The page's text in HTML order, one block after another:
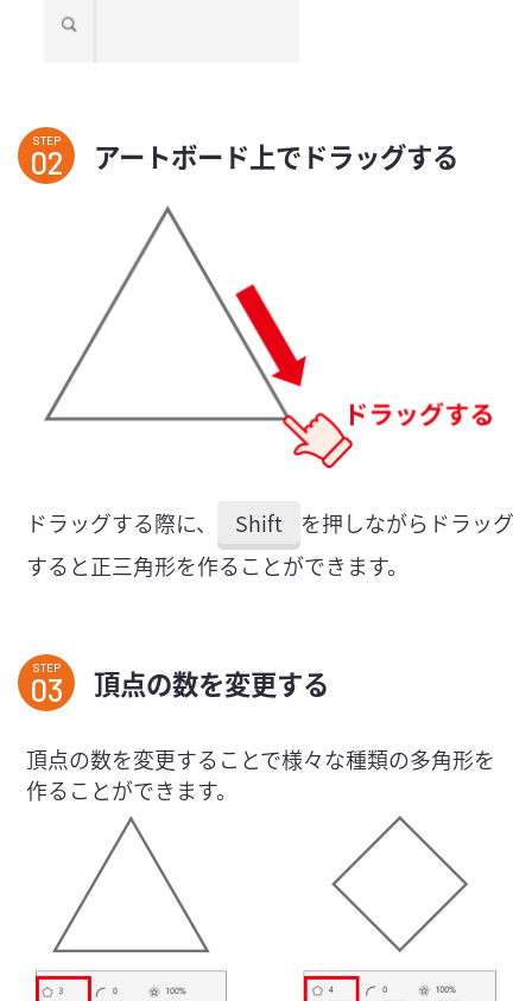
STEP アートボード上でドラッグする
ドラッグする際に、 Shift
を押しながらドラッグ
すると正三角形を作ることができます。
STEP 頂点の数を変更する
頂点の数を変更することで様々な種類の多角形を
作ることができます。